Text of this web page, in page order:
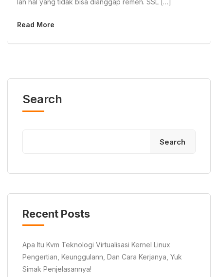
lah hal yang tidak bisa dianggap remeh. SSL […]
Read More
Search
Search
Recent Posts
Apa Itu Kvm Teknologi Virtualisasi Kernel Linux
Pengertian, Keunggulann, Dan Cara Kerjanya, Yuk
Simak Penjelasannya!